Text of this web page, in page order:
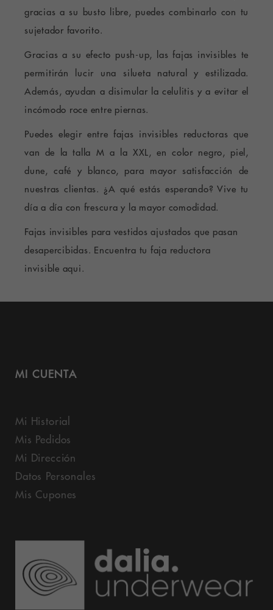
gracias a su busto libre, puedes combinarlo con tu
sujetador favorito.
Gracias a su efecto push-up, las fajas invisibles te
permitirán lucir una silueta natural y estilizada.
Además, ayudan a disimular la celulitis y a evitar el
incómodo roce entre piernas.
Puedes elegir entre fajas invisibles reductoras que
van de la talla M a la XXL, en color negro, piel,
dune, café y blanco, para mayor satisfacción de
nuestras clientas. ¿A qué estás esperando? Vive tu
día a día con frescura y la mayor comodidad.
Fajas invisibles para vestidos ajustados que pasan
desapercibidas. Encuentra tu faja reductora
invisible aqui.
MI CUENTA
Mi Historial
Mis Pedidos
Mi Dirección
Datos Personales
Mis Cupones